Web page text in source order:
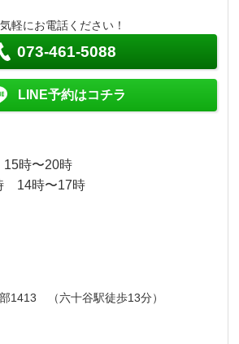
軽にお電話ください！
073-461-5088
LINE予約はコチラ
時〜20時
14時〜17時
1413 （六十谷駅徒歩13分）